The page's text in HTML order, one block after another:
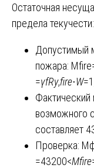
Остаточная
предела текучести:
Допустимый
пожара:
=γfRy,fire​⋅W
Фактический
возможного
составляет
Проверка:
=43200<Mfire